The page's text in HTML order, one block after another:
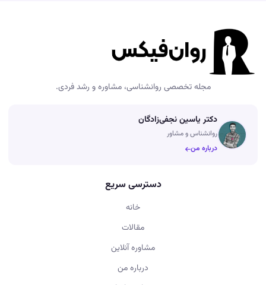
مجله تخصصی روانشناسی، مشاوره و رشد فردی.
دکتر یاسین نجفی‌زادگان
روانشناس و مشاور
درباره من
دسترسی سریع
خانه
مقالات
مشاوره آنلاین
درباره من